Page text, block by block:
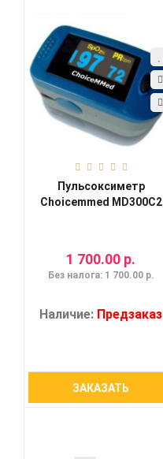
Пульсоксиметр
Choicemmed MD300C2
1 700.00 р.
Без налога: 1 700.00 р.
Наличие: Предзаказ
ЗАКАЗАТЬ